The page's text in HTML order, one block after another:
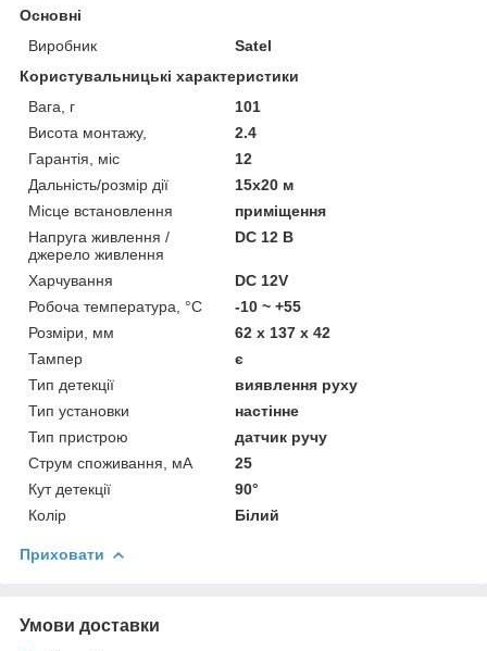
Основні
Виробник
Satel
Користувальницькі характеристики
Вага, г
101
Висота монтажу,
2.4
Гарантія, міс
12
Дальність/розмір дії
15х20 м
Місце встановлення
приміщення
Напруга живлення /
джерело живлення
DC 12 В
Харчування
DC 12V
Робоча температура, °C
-10 ~ +55
Розміри, мм
62 x 137 x 42
Тампер
є
Тип детекції
виявлення руху
Тип установки
настінне
Тип пристрою
датчик ручу
Струм споживання, мА
25
Кут детекції
90°
Колір
Білий
Приховати
Умови доставки